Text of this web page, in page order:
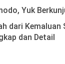
Yuk
dari Kemaluan
dan Detail